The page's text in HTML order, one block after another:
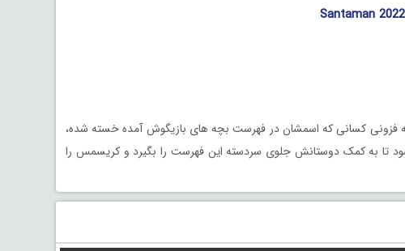
به فزونی کسانی که اسمشان در فهرست بچه های بازیگوش آمده خسته شده،
شود تا به کمک دوستانش جلوی سردسته این فهرست را بگیرد و کریسمس را